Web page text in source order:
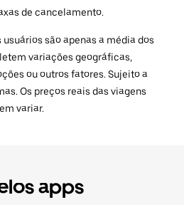
de cancelamento.
são apenas a média dos
variações geográficas,
ou outros fatores. Sujeito a
Os preços reais das viagens
variar.
apps